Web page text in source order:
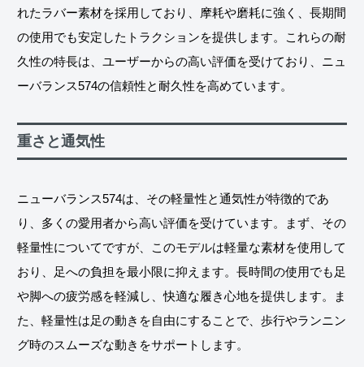
れたラバー素材を採用しており、摩耗や磨耗に強く、長期間
の使用でも安定したトラクションを提供します。これらの耐
久性の特長は、ユーザーからの高い評価を受けており、ニュ
ーバランス574の信頼性と耐久性を高めています。
重さと通気性
ニューバランス574は、その軽量性と通気性が特徴的であ
り、多くの愛用者から高い評価を受けています。まず、その
軽量性についてですが、このモデルは軽量な素材を使用して
おり、足への負担を最小限に抑えます。長時間の使用でも足
や脚への疲労感を軽減し、快適な履き心地を提供します。ま
た、軽量性は足の動きを自由にすることで、歩行やランニン
グ時のスムーズな動きをサポートします。